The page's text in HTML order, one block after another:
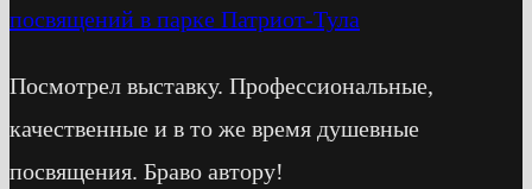
посвящений в парке Патриот-Тула
Посмотрел выставку. Профессиональные,
качественные и в то же время душевные
посвящения. Браво автору!